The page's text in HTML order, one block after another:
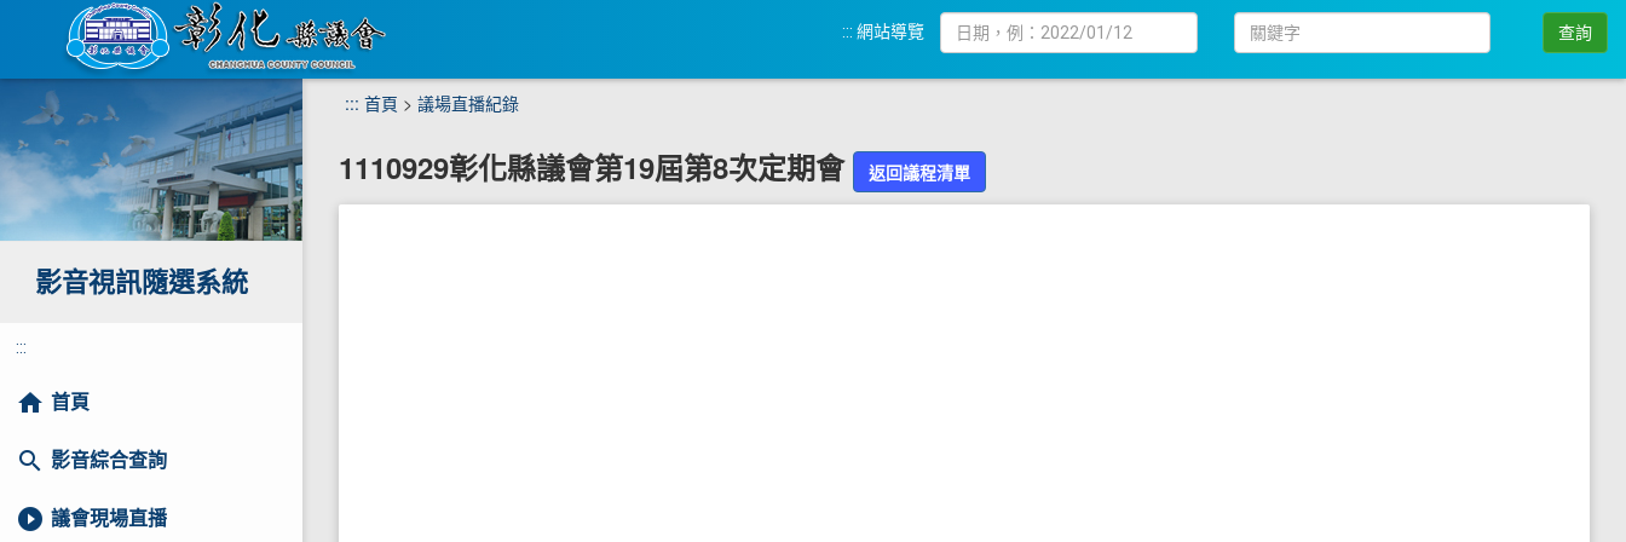
主
要
容
區
::: 網站導覽
期
鍵
查詢
影音視訊隨選系統
:::
home 首頁
search 影音綜合查詢
play_circle_filled 議會現場直播
::: 首頁 > 議場直播紀錄
1110929彰化縣議會第19屆第8次定期會 返回議程清單